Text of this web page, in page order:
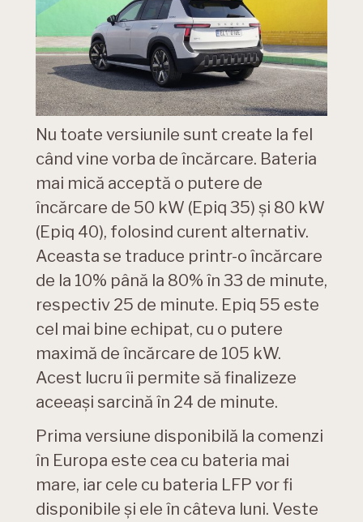
Nu toate versiunile sunt create la fel
când vine vorba de încărcare. Bateria
mai mică acceptă o putere de
încărcare de 50 kW (Epiq 35) și 80 kW
(Epiq 40), folosind curent alternativ.
Aceasta se traduce printr-o încărcare
de la 10% până la 80% în 33 de minute,
respectiv 25 de minute. Epiq 55 este
cel mai bine echipat, cu o putere
maximă de încărcare de 105 kW.
Acest lucru îi permite să finalizeze
aceeași sarcină în 24 de minute.
Prima versiune disponibilă la comenzi
în Europa este cea cu bateria mai
mare, iar cele cu bateria LFP vor fi
disponibile și ele în câteva luni. Veste